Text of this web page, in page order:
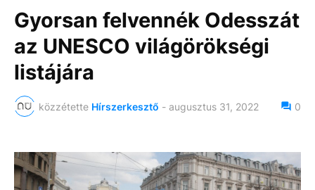
Gyorsan felvennék Odesszát
az UNESCO világörökségi
listájára
közzétette Hírszerkesztő - augusztus 31, 2022 0